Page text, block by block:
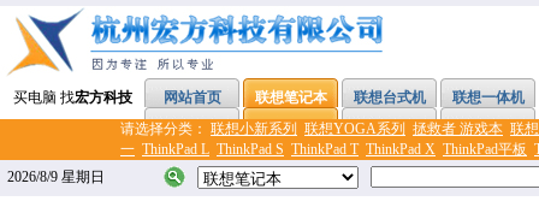
买电脑 找宏方科技 网站首页 联想笔记本 联想台式机
联想一体机
请选择分类： 联想小新系列 联想YOGA系列 拯救者 游戏本 联
一 ThinkPad L ThinkPad S ThinkPad T ThinkPad X ThinkPad平板
2026/8/9 星期日